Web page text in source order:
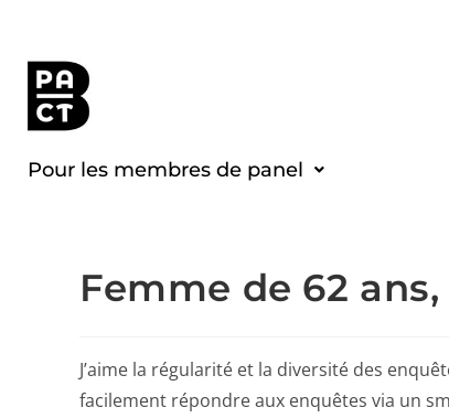
Pour les membres de panel
Femme de 62
J’aime la régularité et la diversité des
facilement répondre aux enquêtes via un